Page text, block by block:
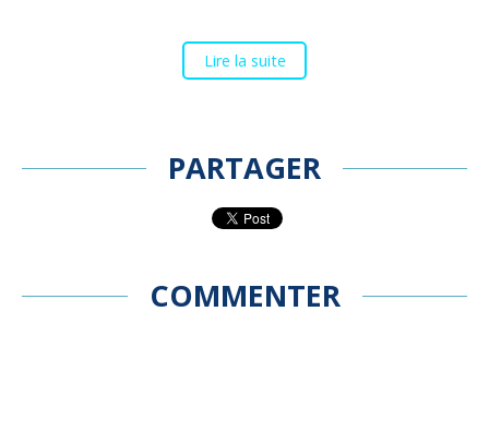
Lire la suite
PARTAGER
COMMENTER